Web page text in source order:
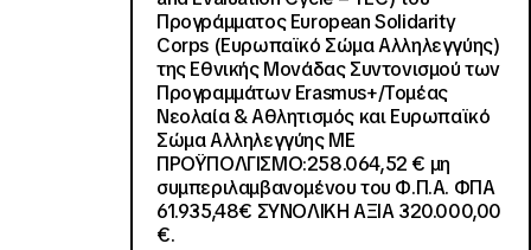
Προγράμματος European Solidarity
Corps (Ευρωπαϊκό Σώμα Αλληλεγγύης)
της Εθνικής Μονάδας Συντονισμού των
Προγραμμάτων Erasmus+/Τομέας
Νεολαία & Αθλητισμός και Ευρωπαϊκό
Σώμα Αλληλεγγύης ΜΕ
ΠΡΟΫΠΟΛΓΙΣΜΟ:258.064,52 € μη
συμπεριλαμβανομένου του Φ.Π.Α. ΦΠΑ
61.935,48€ ΣΥΝΟΛΙΚΗ ΑΞΙΑ 320.000,00
€.